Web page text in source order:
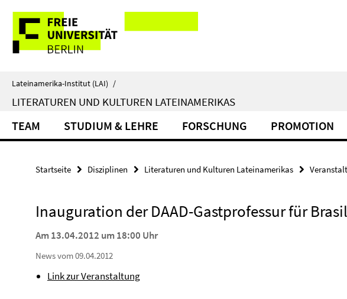
direkt
Inhalt
Service-
Navigation
Lateinamerika-Institut (LAI) /
LITERATUREN UND KULTUREN LATEINAMERIKAS
TEAM STUDIUM & LEHRE FORSCHUNG PROMOTION
Startseite Disziplinen Literaturen und Kulturen Lateinamerikas
Inauguration der DAAD-Gastprofessur für
Am 13.04.2012 um 18:00 Uhr
News vom 09.04.2012
Link zur Veranstaltung